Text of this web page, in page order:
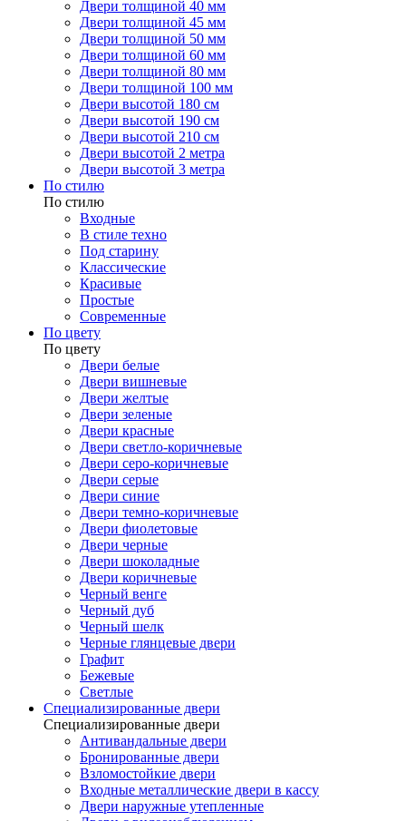
Двери толщиной 40 мм
Двери толщиной 45 мм
Двери толщиной 50 мм
Двери толщиной 60 мм
Двери толщиной 80 мм
Двери толщиной 100 мм
Двери высотой 180 см
Двери высотой 190 см
Двери высотой 210 см
Двери высотой 2 метра
Двери высотой 3 метра
По стилю
По стилю
Входные
В стиле техно
Под старину
Классические
Красивые
Простые
Современные
По цвету
По цвету
Двери белые
Двери вишневые
Двери желтые
Двери зеленые
Двери красные
Двери светло-коричневые
Двери серо-коричневые
Двери серые
Двери синие
Двери темно-коричневые
Двери фиолетовые
Двери черные
Двери шоколадные
Двери коричневые
Черный венге
Черный дуб
Черный шелк
Черные глянцевые двери
Графит
Бежевые
Светлые
Специализированные двери
Специализированные двери
Антивандальные двери
Бронированные двери
Взломостойкие двери
Входные металлические двери в кассу
Двери наружные утепленные